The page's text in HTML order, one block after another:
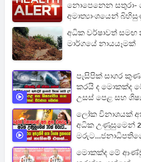
නොපෙනෙන සතුරා-
අමාත්‍යාංශයෙන්
අධික වර්ෂාවත් සමඟ
මාර්ගයේ නායයෑමක්
පැසිපික් සාගර
කරයි ද මොකක්ද මේ වෙන්න යන්නේ
උසස් පෙළ සහ
ලෝක විනාශයක්
අධික උණුසුමෙන්
ප්‍රකාශයක්
මොකක්ද මේ